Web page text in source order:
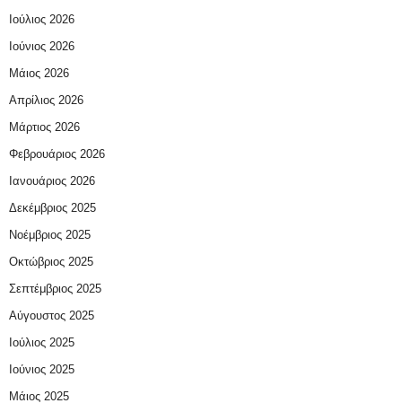
Ιούλιος 2026
Ιούνιος 2026
Μάιος 2026
Απρίλιος 2026
Μάρτιος 2026
Φεβρουάριος 2026
Ιανουάριος 2026
Δεκέμβριος 2025
Νοέμβριος 2025
Οκτώβριος 2025
Σεπτέμβριος 2025
Αύγουστος 2025
Ιούλιος 2025
Ιούνιος 2025
Μάιος 2025